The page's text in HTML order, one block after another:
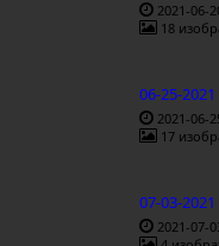
2021-06-
18
06-25-
2021-06-
17
07-03-
2021-07-